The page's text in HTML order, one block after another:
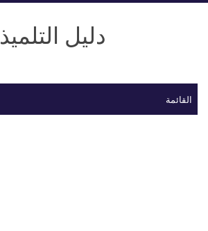
دليل التلميذ
القائمة